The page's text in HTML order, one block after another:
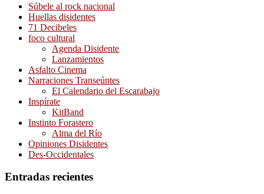
Súbele al rock nacional
Huellas disidentes
71 Decibeles
foco cultural
Agenda Disidente
Lanzamientos
Asfalto Cinema
Narraciones Transeúntes
El Calendario del Escarabajo
Inspírate
KitBand
Instinto Forastero
Alma del Río
Opiniones Disidentes
Des-Occidentales
Entradas recientes